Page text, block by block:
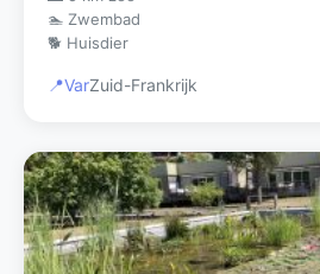
🏊 Zwembad
🐕 Huisdier
📍VarZuid-Frankrijk